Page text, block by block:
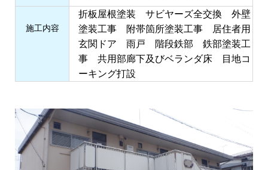
施⼯内容
折板屋根塗装 サビヤーズ全交換 外壁
塗装工事 附帯箇所塗装工事 居住者用
玄関ドア 雨戸 階段鉄部 鉄部塗装工
事 共用部廊下及びベランダ床 目地コ
ーキング打設